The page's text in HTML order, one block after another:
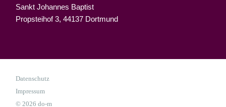
Sankt Johannes Baptist
Propsteihof 3, 44137 Dortmund
Datenschutz
Impressum
© 2026 do-m